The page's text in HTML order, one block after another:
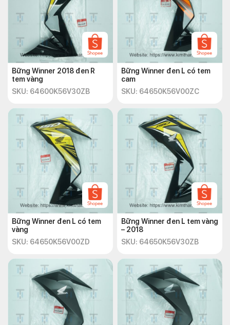
Bững Winner 2018 đen R
tem vàng
SKU: 64600K56V30ZB
Bững Winner đen L có tem
cam
SKU: 64650K56V00ZC
Bững Winner đen L có tem
vàng
SKU: 64650K56V00ZD
Bững Winner đen L tem vàng
– 2018
SKU: 64650K56V30ZB